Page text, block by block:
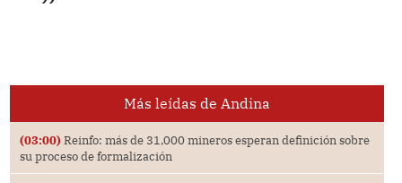
Más leídas de Andina
(03:00) Reinfo: más de 31,000 mineros esperan definición sobre
su proceso de formalización